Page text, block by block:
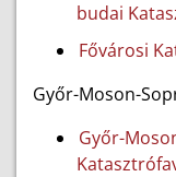
budai
Fővárosi
Győr-Moson-
Győr-